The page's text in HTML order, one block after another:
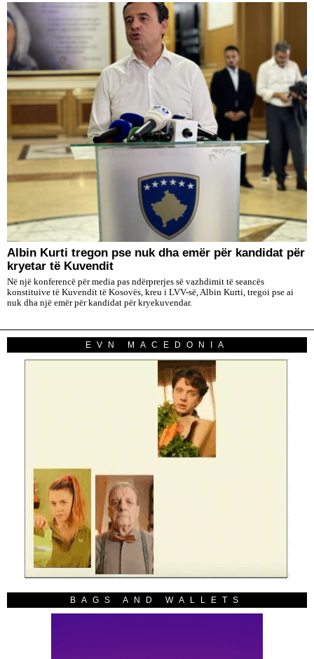
Albin Kurti tregon pse nuk dha emër për kandidat për
kryetar të Kuvendit
Në një konferencë për media pas ndërprerjes së vazhdimit të seancës
konstituive të Kuvendit të Kosovës, kreu i LVV-së, Albin Kurti, tregoi pse ai
nuk dha një emër për kandidat për kryekuvendar.
EVN MACEDONIA
BAGS AND WALLETS